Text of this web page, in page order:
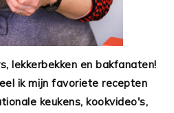
lekkerbekken en bakfanaten!
ik mijn favoriete recepten
keukens, kookvideo's,